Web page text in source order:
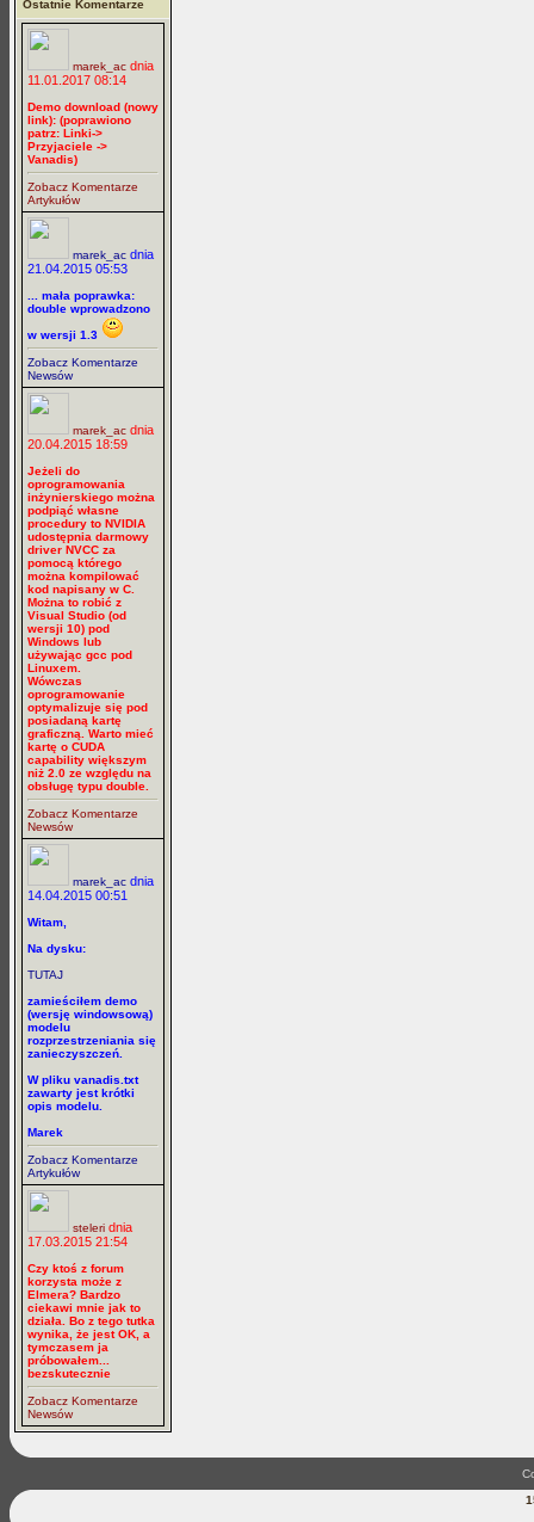
Ostatnie Komentarze
marek_ac dnia
11.01.2017 08:14
Demo download (nowy
link): (poprawiono
patrz: Linki->
Przyjaciele ->
Vanadis)
Zobacz Komentarze
Artykułów
marek_ac dnia
21.04.2015 05:53
... mała poprawka:
double wprowadzono
w wersji 1.3
Zobacz Komentarze
Newsów
marek_ac dnia
20.04.2015 18:59
Jeżeli do
oprogramowania
inżynierskiego można
podpiąć własne
procedury to NVIDIA
udostępnia darmowy
driver NVCC za
pomocą którego
można kompilować
kod napisany w C.
Można to robić z
Visual Studio (od
wersji 10) pod
Windows lub
używając gcc pod
Linuxem.
Wówczas
oprogramowanie
optymalizuje się pod
posiadaną kartę
graficzną. Warto mieć
kartę o CUDA
capability większym
niż 2.0 ze względu na
obsługę typu double.
Zobacz Komentarze
Newsów
marek_ac dnia
14.04.2015 00:51
Witam,
Na dysku:
TUTAJ
zamieściłem demo
(wersję windowsową)
modelu
rozprzestrzeniania się
zanieczyszczeń.
W pliku vanadis.txt
zawarty jest krótki
opis modelu.
Marek
Zobacz Komentarze
Artykułów
steleri dnia
17.03.2015 21:54
Czy ktoś z forum
korzysta może z
Elmera? Bardzo
ciekawi mnie jak to
działa. Bo z tego tutka
wynika, że jest OK, a
tymczasem ja
próbowałem...
bezskutecznie
Zobacz Komentarze
Newsów